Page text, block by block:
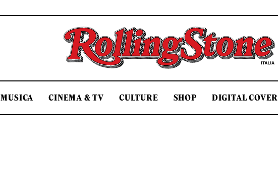
Rolling Stone Italia
MUSICA CINEMA & TV CULTURE SHOP DIGITAL COVER